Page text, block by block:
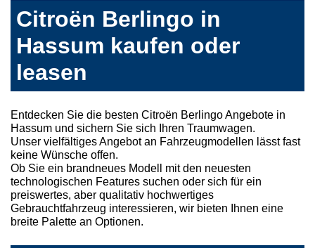
Citroën Berlingo in
Hassum kaufen oder
leasen
Entdecken Sie die besten Citroën Berlingo Angebote in
Hassum und sichern Sie sich Ihren Traumwagen.
Unser vielfältiges Angebot an Fahrzeugmodellen lässt fast
keine Wünsche offen.
Ob Sie ein brandneues Modell mit den neuesten
technologischen Features suchen oder sich für ein
preiswertes, aber qualitativ hochwertiges
Gebrauchtfahrzeug interessieren, wir bieten Ihnen eine
breite Palette an Optionen.